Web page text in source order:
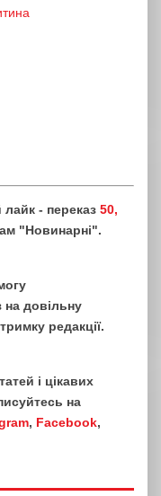
- переказ 50,
"Новинарні".
на довільну
редакції.
і цікавих
на
, Facebook,